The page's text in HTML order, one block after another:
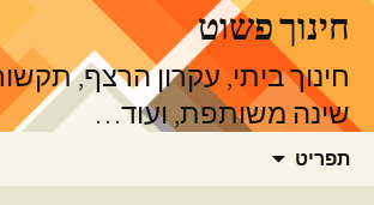
לדלג
לתוכןחינוך פשוט
חינוך ביתי, עקרון הרצף,
שינה משותפת, ועוד…
תפריט